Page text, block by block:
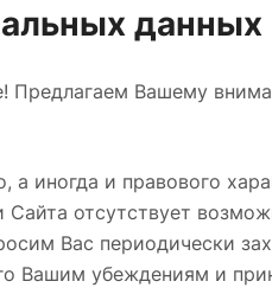
данных
Вашему
а иногда и правового
отсутствует
Вас периодически
Вашим убеждениям и